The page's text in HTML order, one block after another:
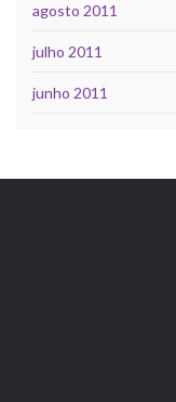
agosto 2011
julho 2011
junho 2011